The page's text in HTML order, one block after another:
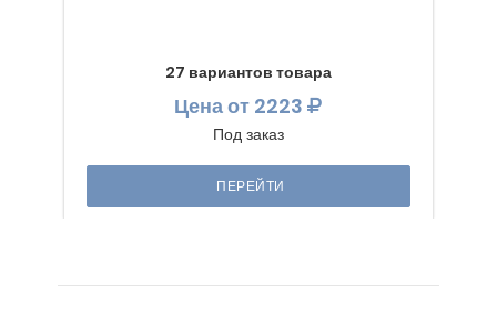
27 вариантов товара
Ценаот 2223
Под заказ
ПЕРЕЙТИ